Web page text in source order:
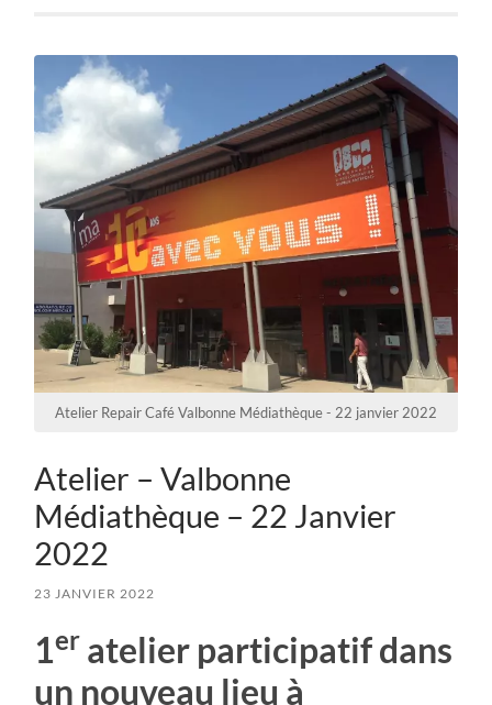
Atelier Repair Café Valbonne Médiathèque - 22 janvier 2022
Atelier – Valbonne
Médiathèque – 22 Janvier
2022
23 JANVIER 2022
1er atelier participatif dans
un nouveau lieu à